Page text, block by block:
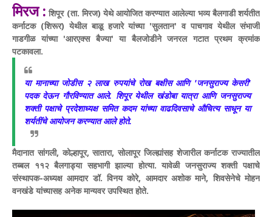
मिरज : शिपूर (ता. मिरज) येथे आयोजित करण्यात आलेल्या भव्य बैलगाडी शर्यतीत
कर्नाटक (शिरूर) येथील बाळू हजारे यांच्या 'सुलतान' व पाचगाव येथील संभाजी
गाडगीळ यांच्या 'आरएक्स बैज्या' या बैलजोडीने जनरल गटात प्रथम क्रमांक
पटकावला.
या मानाच्या जोडीस २ लाख रुपयांचे रोख बक्षीस आणि 'जनसुराज्य केसरी'
पदक देऊन गौरविण्यात आले. शिपूर येथील खंडोबा यात्रा आणि जनसुराज्य
शक्ती पक्षाचे प्रदेशाध्यक्ष समित कदम यांच्या वाढदिवसाचे औचित्य साधून या
शर्यतींचे आयोजन करण्यात आले होते.
मैदानात सांगली, कोल्हापूर, सातारा, सोलापूर जिल्ह्यांसह शेजारील कर्नाटक राज्यातील
तब्बल ११२ बैलगाड्या सहभागी झाल्या होत्या. यावेळी जनसुराज्य शक्ती पक्षाचे
संस्थापक-अध्यक्ष आमदार डॉ. विनय कोरे, आमदार अशोक माने, शिवसेनेचे मोहन
वनखंडे यांच्यासह अनेक मान्यवर उपस्थित होते.